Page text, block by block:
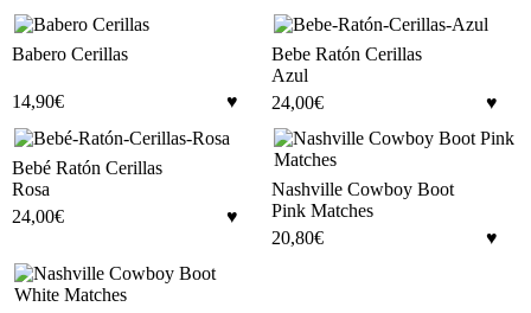
Babero Cerillas
14,90€
Bebe Ratón Cerillas
Azul
24,00€
Bebé Ratón Cerillas
Rosa
24,00€
Nashville Cowboy Boot
Pink Matches
20,80€